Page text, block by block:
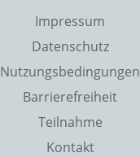
Impressum
Datenschutz
Nutzungsbedingungen
Barrierefreiheit
Teilnahme
Kontakt